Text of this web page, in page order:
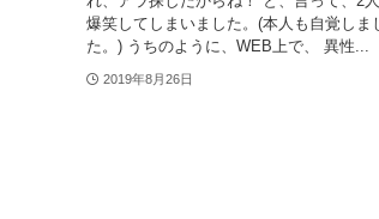
爆笑してしまいました。(本人も自覚しま
た。) うちのように、WEB上で、 異性...
2019年8月26日